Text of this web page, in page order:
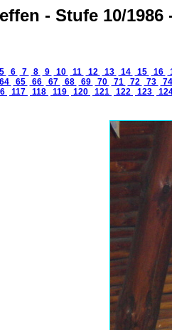
- Stufe 10/
5 6 7 8 9 10 11 12 13 14 15 16
64 65 66 67 68 69 70 71 72 73 74
117 118 119 120 121 122 123